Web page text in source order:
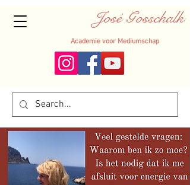
José Gosschalk
Academie voor Mediumschap